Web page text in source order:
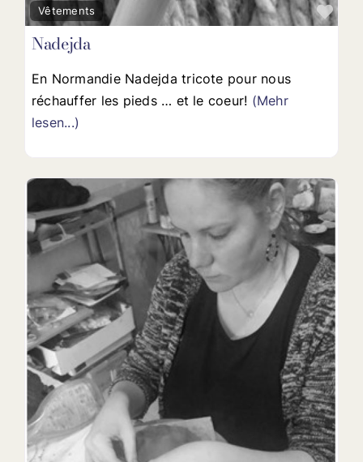
Vêtements
Nadejda
En Normandie Nadejda tricote pour nous
réchauffer les pieds … et le coeur! (Mehr
lesen...)